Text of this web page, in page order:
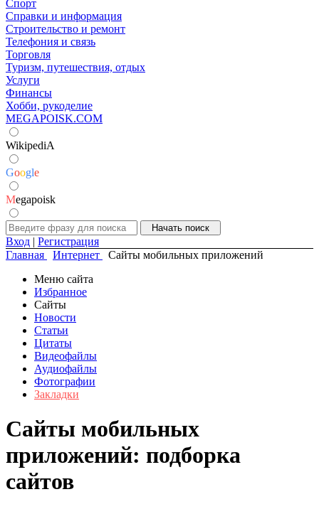
Спорт
Справки и информация
Строительство и ремонт
Телефония и связь
Торговля
Туризм, путешествия, отдых
Услуги
Финансы
Хобби, рукоделие
MEGAPOISK.COM
WikipediA
Google
Megapoisk
Вход | Регистрация
Главная
Интернет
Сайты мобильных приложений
Меню сайта
Избранное
Сайты
Новости
Статьи
Цитаты
Видеофайлы
Аудиофайлы
Фотографии
Закладки
Сайты мобильных
приложений: подборка
сайтов